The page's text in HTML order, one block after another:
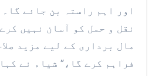
اور اہم راستہ بن جائے
نقل و حمل کو آسان نہیں
مال برداری کے لیے مزید
فراہم کرے گا،” شیاء نے کہا